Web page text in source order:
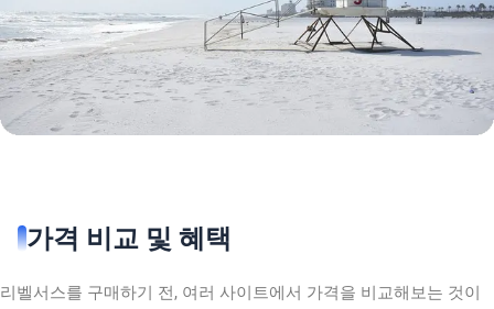
가격 비교 및 혜택
리벨서스를 구매하기 전, 여러 사이트에서 가격을 비교해보는 것이